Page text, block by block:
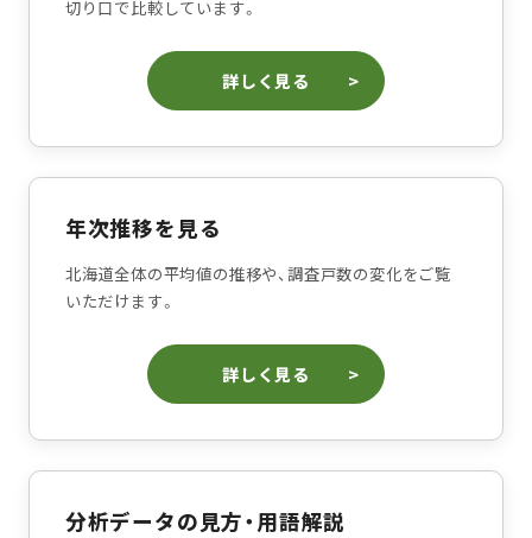
切り口で比較しています。
詳しく見る
年次推移を見る
北海道全体の平均値の推移や、調査戸数の変化をご覧
いただけます。
詳しく見る
分析データの見方・用語解説